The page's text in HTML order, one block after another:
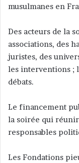
musulmanes en
Des acteurs de la
associations, des
juristes, des
les interventions ;
débats.
Le financement
la soirée qui
responsables
Les Fondations